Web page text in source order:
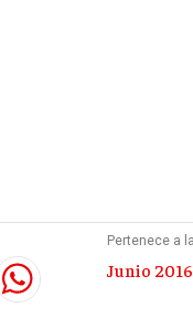
Pertenece a
Junio